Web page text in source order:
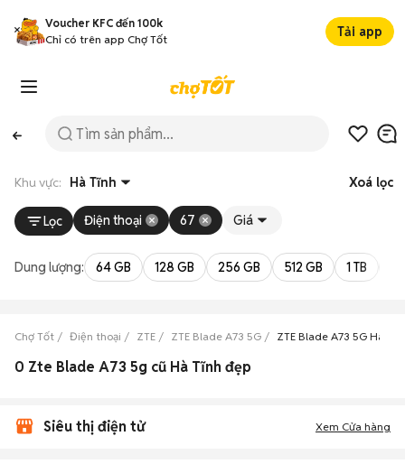
Voucher KFC đến 100k
Chỉ có trên app Chợ Tốt
Tải app
Khu vực: Hà Tĩnh Xoá lọc
Lọc Điện thoại 67 Giá
Dung lượng: 64 GB 128 GB 256 GB 512 GB 1 TB
Chợ Tốt Điện thoại ZTE ZTE Blade A73 5G ZTE Blade A73 5G Hà
0 Zte Blade A73 5g cũ Hà Tĩnh đẹp
Siêu thị điện tử Xem Cửa hàng